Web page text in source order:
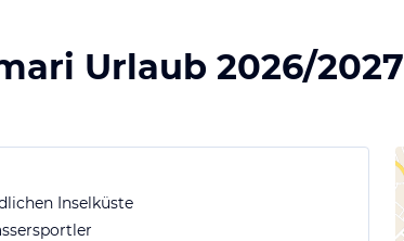
Urlaub 2026/2027
Inselküste